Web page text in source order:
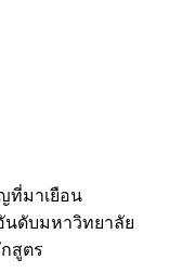
ที่มาเยือน
นดับมหาวิทยาลัย
สูตร